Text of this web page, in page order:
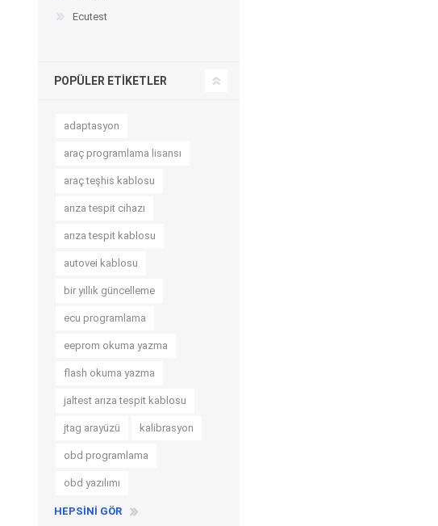
Ecutest
POPÜLER ETIKETLER
adaptasyon
araç programlama lisansı
araç teşhis kablosu
arıza tespit cihazı
arıza tespit kablosu
autovei kablosu
bir yıllık güncelleme
ecu programlama
eeprom okuma yazma
flash okuma yazma
jaltest arıza tespit kablosu
jtag arayüzü kalibrasyon
obd programlama
obd yazılımı
HEPSINI GÖR